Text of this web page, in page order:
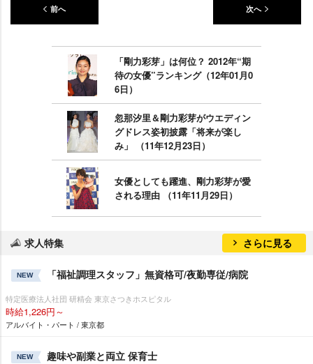
前へ 次へ
「剛力彩芽」は何位？ 2012年“期
待の女優”ランキング（12年01月0
6日）
忽那汐里＆剛力彩芽がウエディン
グドレス姿初披露「将来が楽し
み」 （11年12月23日）
女優としても躍進、剛力彩芽が愛
される理由 （11年11月29日）
求人特集 さらに見る
NEW 「福祉調理スタッフ」無資格可/夜勤専従/病院
特定医療法人社団 研精会 東京さつきホスピタル
時給1,226円～
アルバイト・パート / 東京都
NEW 趣味や副業と両立 保育士